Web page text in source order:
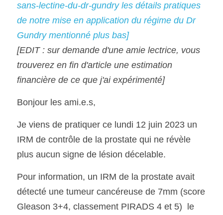
sans-lectine-du-dr-gundry les détails pratiques
de notre mise en application du régime du Dr
Gundry mentionné plus bas]
[EDIT : sur demande d'une amie lectrice, vous
trouverez en fin d'article une estimation
financière de ce que j'ai expérimenté]
Bonjour les ami.e.s,
Je viens de pratiquer ce lundi 12 juin 2023 un
IRM de contrôle de la prostate qui ne révèle
plus aucun signe de lésion décelable.
Pour information, un IRM de la prostate avait
détecté une tumeur cancéreuse de 7mm (score
Gleason 3+4, classement PIRADS 4 et 5)  le